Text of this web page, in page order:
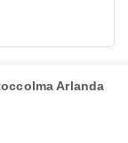
Arlanda